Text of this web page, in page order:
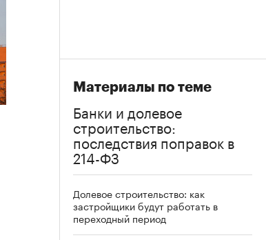
Материалы по теме
Банки и долевое
строительство:
последствия поправок в
214-ФЗ
Долевое строительство: как
застройщики будут работать в
переходный период